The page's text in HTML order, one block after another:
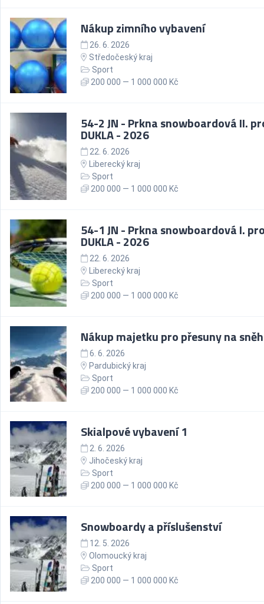
Nákup zimního vybavení
26. 6. 2026
Středočeský kraj
Sport
200 000 — 1 000 000 Kč
54-2 JN - Prkna snowboardová II.
DUKLA - 2026
22. 6. 2026
Liberecký kraj
Sport
200 000 — 1 000 000 Kč
54-1 JN - Prkna snowboardová I.
DUKLA - 2026
22. 6. 2026
Liberecký kraj
Sport
200 000 — 1 000 000 Kč
Nákup majetku pro přesuny na
6. 6. 2026
Pardubický kraj
Sport
200 000 — 1 000 000 Kč
Skialpové vybavení 1
2. 6. 2026
Jihočeský kraj
Sport
200 000 — 1 000 000 Kč
Snowboardy a příslušenství
12. 5. 2026
Olomoucký kraj
Sport
200 000 — 1 000 000 Kč